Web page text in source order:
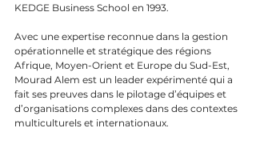
KEDGE Business School en 1993.
Avec une expertise reconnue dans la gestion
opérationnelle et stratégique des régions
Afrique, Moyen-Orient et Europe du Sud-Est,
Mourad Alem est un leader expérimenté qui a
fait ses preuves dans le pilotage d’équipes et
d’organisations complexes dans des contextes
multiculturels et internationaux.